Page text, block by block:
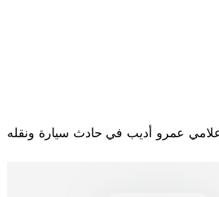
عمرو أديب في حادث سيارة ونقله